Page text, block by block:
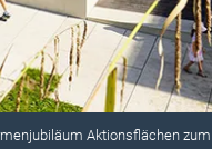
Aktionsflächen